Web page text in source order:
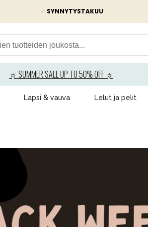
✓ SYNNYTYSTAKUU
☼ SUMMER SALE UP TO 50% OFF ☼
Lapsi & vauva Lelut ja pelit
Äiti & Isä